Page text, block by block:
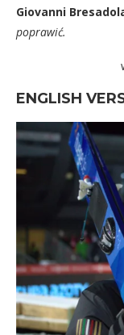
Giovanni
poprawić.
ENGLISH